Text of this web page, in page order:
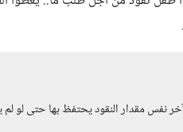
نفس مقدار النقود يحتفظ بها حتى لو لم